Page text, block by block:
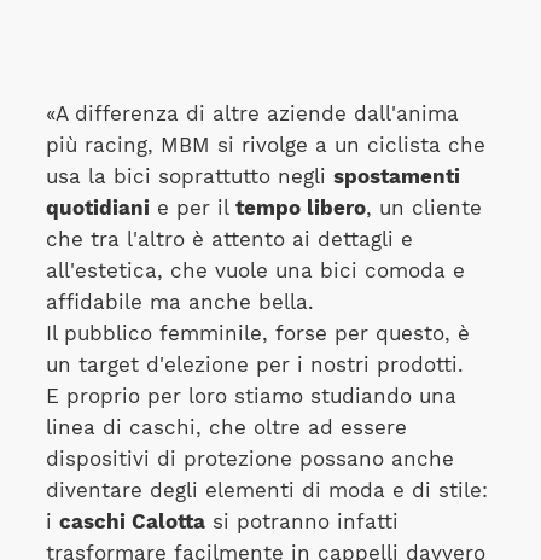
«A differenza di altre aziende dall'anima
più racing, MBM si rivolge a un ciclista che
usa la bici soprattutto negli spostamenti
quotidianie per il tempo libero, un cliente
che tra l'altro è attento ai dettagli e
all'estetica, che vuole una bici comoda e
affidabile ma anche bella.
Il pubblico femminile, forse per questo, è
un target d'elezione per i nostri prodotti.
E proprio per loro stiamo studiando una
linea di caschi, che oltre ad essere
dispositivi di protezione possano anche
diventare degli elementi di moda e di stile:
i caschi Calottasi potranno infatti
trasformare facilmente in cappelli davvero